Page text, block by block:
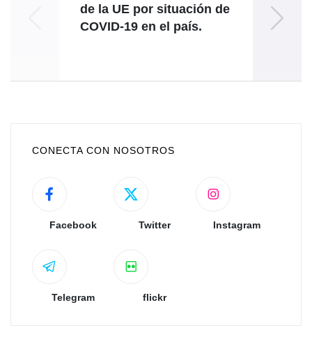
de la UE por situación de
COVID-19 en el país.
CONECTA CON NOSOTROS
Facebook Twitter Instagram
Telegram flickr